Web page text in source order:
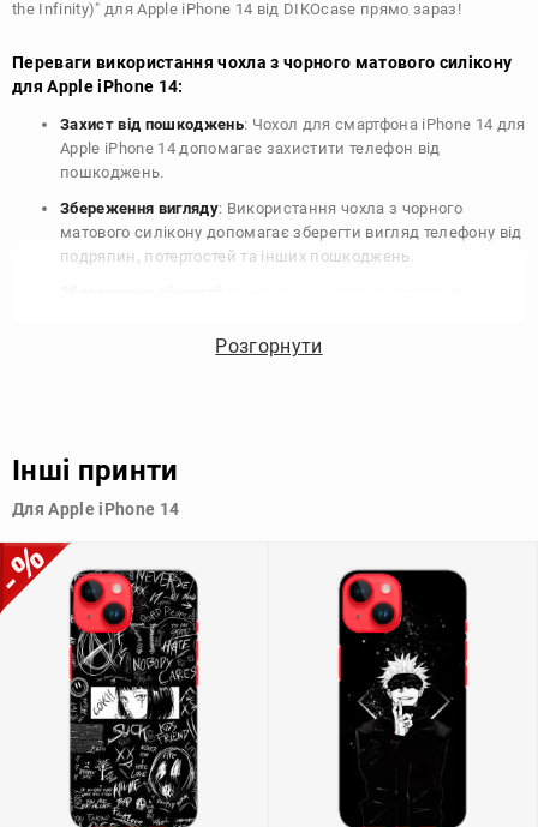
the Infinity)" для Apple iPhone 14 від DIKOcase прямо зараз!
Переваги використання чохла з чорного матового силікону
для Apple iPhone 14:
Захист від пошкоджень: Чохол для смартфона iPhone 14 для
Apple iPhone 14 допомагає захистити телефон від
пошкоджень.
Збереження вигляду: Використання чохла з чорного
матового силікону допомагає зберегти вигляд телефону від
подряпин, потертостей та інших пошкоджень.
телефону, що особливо важливо для людей, які планують
особистому смаку.
Узагалі, чохол для телефону - це дуже корисний аксесуар, який
додати зручності в користуванні.
Розгорнути
Інші принти
Для Apple iPhone 14